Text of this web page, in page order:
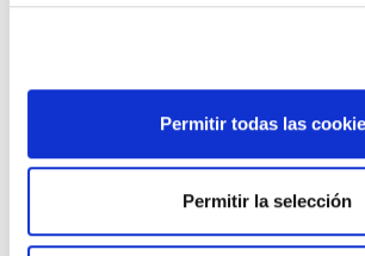
Permitir todas las
Permitir la selección
también limita el derecho de
permitiéndolo únicamente fuera
En la práctica, estos cambios
con mayor dureza a los sectores